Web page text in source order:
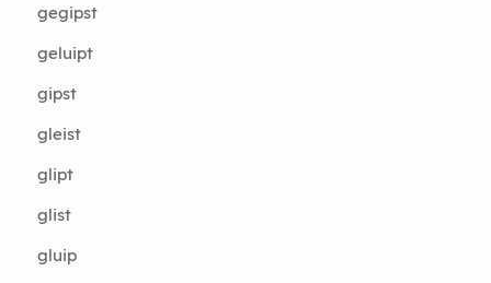
gegipst
geluipt
gipst
gleist
glipt
glist
gluip